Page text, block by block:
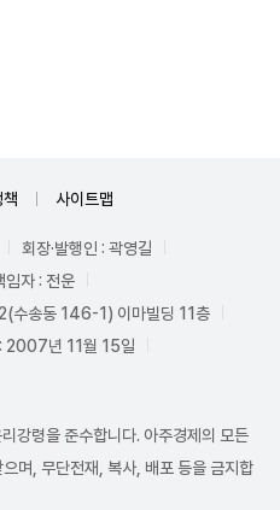
사이트맵
회장·발행인 : 곽영길
임자 : 전운
수송동 146-1) 이마빌딩 11층
2007년 11월 15일
강령을 준수합니다. 아주경제의 모든
며, 무단전재, 복사, 배포 등을 금지합